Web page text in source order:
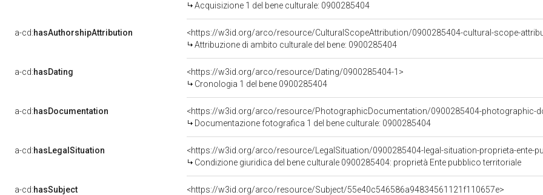
Acquisizione 1 del bene culturale: 0900285404
a-cd:hasAuthorshipAttribution
<https://w3id.org/arco/resource/CulturalScopeAttribution/0900285404-cultural-scope-
Attribuzione di ambito culturale del bene: 0900285404
a-cd:hasDating
<https://w3id.org/arco/resource/Dating/0900285404-1>
Cronologia 1 del bene 0900285404
a-cd:hasDocumentation
<https://w3id.org/arco/resource/PhotographicDocumentation/0900285404-photographic-
Documentazione fotografica 1 del bene culturale: 0900285404
a-cd:hasLegalSituation
<https://w3id.org/arco/resource/LegalSituation/0900285404-legal-situation-proprieta-ente-
Condizione giuridica del bene culturale 0900285404: proprietà Ente pubblico territoriale
a-cd:hasSubject
<https://w3id.org/arco/resource/Subject/55e40c546586a94834561121f110657e>